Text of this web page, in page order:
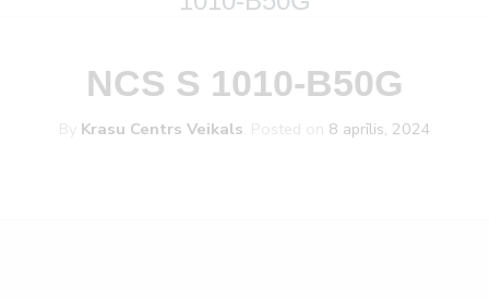
NCS S 1010-B50G
By Krasu Centrs Veikals Posted on 8 aprīlis, 2024